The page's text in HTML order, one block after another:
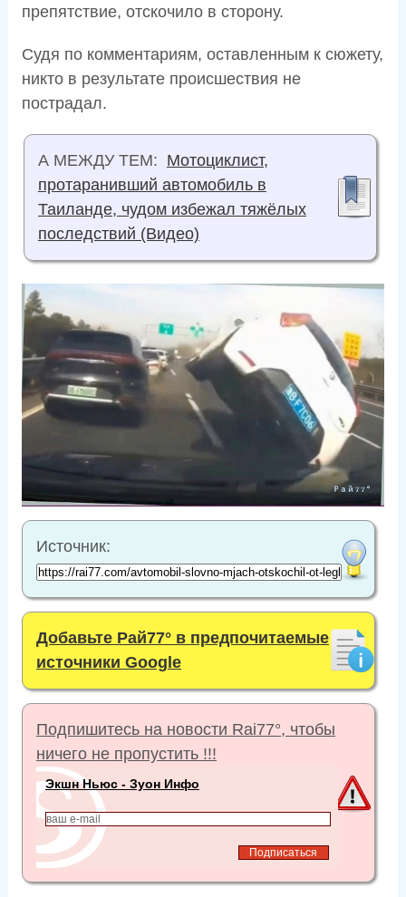
препятствие, отскочило в сторону.
Судя по комментариям, оставленным к сюжету,
никто в результате происшествия не
пострадал.
А МЕЖДУ ТЕМ: Мотоциклист,
протаранивший автомобиль в
Таиланде, чудом избежал тяжёлых
последствий (Видео)
Источник:
Добавьте Рай77° в предпочитаемые
источники Google
Подпишитесь на новости Rai77°, чтобы
ничего не пропустить !!!
Экшн Ньюс - Зуон Инфо